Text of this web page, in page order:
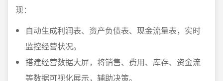
现：
自动生成利润表、资产负债表、现金流量表，实时
监控经营状况。
搭建经营数据大屏，将销售、费用、库存、资金流
等数据可视化展示，辅助决策。